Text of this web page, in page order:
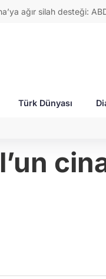
ağır silah desteği:
27,9743
Türk Dünyası